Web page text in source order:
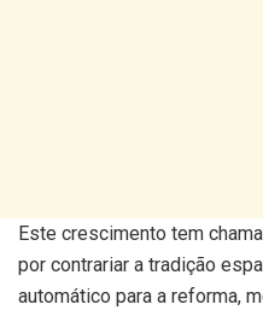
Este crescimento tem
por contrariar a tradição
automático para a reforma,